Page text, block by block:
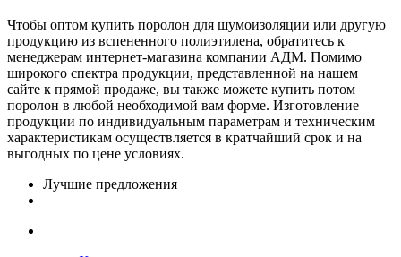
Чтобы оптом купить поролон для шумоизоляции или другую
продукцию из вспененного полиэтилена, обратитесь к
менеджерам интернет-магазина компании АДМ. Помимо
широкого спектра продукции, представленной на нашем
сайте к прямой продаже, вы также можете купить потом
поролон в любой необходимой вам форме. Изготовление
продукции по индивидуальным параметрам и техническим
характеристикам осуществляется в кратчайший срок и на
выгодных по цене условиях.
Лучшие предложения